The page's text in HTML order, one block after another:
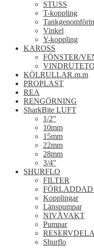
STUSS
T-koppling
Vinkel
Y-koppling
KAROSS
FÖNSTER/
KÖLRULLAR.m.m
PROPLAST
REA
RENGÖRNING
SharkBite LUFT
1/2"
10mm
15mm
22mm
28mm
3/4"
SHURFLO
FILTER
Kopplingar
Länspumpar
NIVÅVAKT
Pumpar
Shurflo